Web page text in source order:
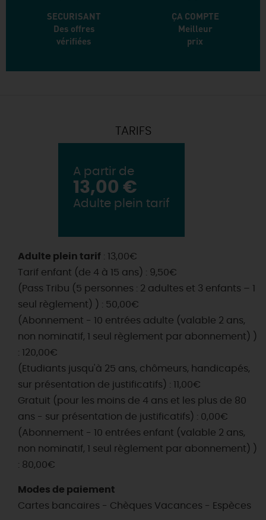
SECURISANT
Des offres
vérifiées
ÇA COMPTE
Meilleur
prix
TARIFS
A partir de
13,00 €
Adulte plein tarif
Adulte plein tarif : 13,00€
Tarif enfant (de 4 à 15 ans) : 9,50€
(Pass Tribu (5 personnes : 2 adultes et 3 enfants – 1
seul règlement) ) : 50,00€
(Abonnement - 10 entrées adulte (valable 2 ans,
non nominatif, 1 seul règlement par abonnement) )
: 120,00€
(Etudiants jusqu'à 25 ans, chômeurs, handicapés,
sur présentation de justificatifs) : 11,00€
Gratuit (pour les moins de 4 ans et les plus de 80
ans - sur présentation de justificatifs) : 0,00€
(Abonnement - 10 entrées enfant (valable 2 ans,
non nominatif, 1 seul règlement par abonnement) )
: 80,00€
Modes de paiement
Cartes bancaires - Chèques Vacances - Espèces